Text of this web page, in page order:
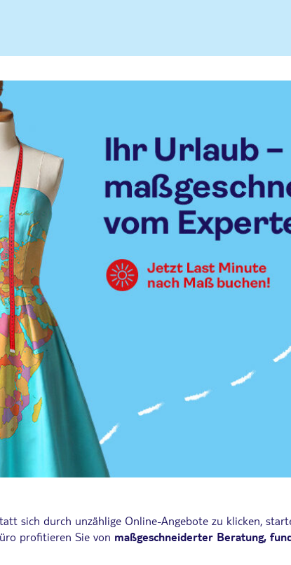
sich durch unzählige Online-Angebote zu klicken,
profitieren Sie von maßgeschneiderter Beratung,